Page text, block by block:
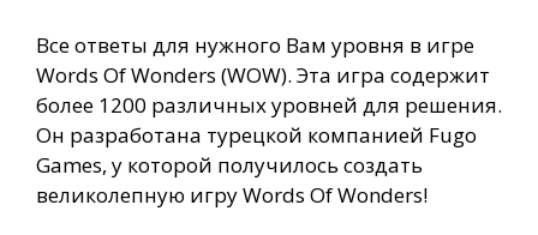
Все ответы для нужного Вам уровня в игре
Words Of Wonders (WOW). Эта игра содержит
более 1200 различных уровней для решения.
Он разработана турецкой компанией Fugo
Games, у которой получилось создать
великолепную игру Words Of Wonders!